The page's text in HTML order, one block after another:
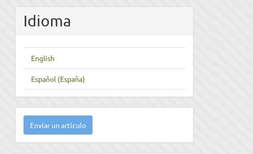
Idioma
English
Español (España)
Enviar
un
artículo
Enviar un artículo